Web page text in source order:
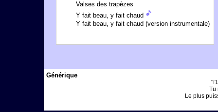
Valses des trapèzes
Y fait beau, y fait chaud
Y fait beau, y fait chaud (version instrumentale)
Générique
Tu
Le plus